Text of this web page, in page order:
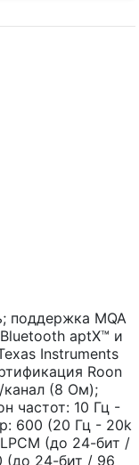
поддержка MQA
aptX™ и
Instruments
Roon
(8 Ом);
частот: 10 Гц -
600 (20 Гц - 20k
(до 24-бит /
(до 24-бит / 96